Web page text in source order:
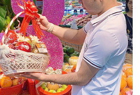
Multimedia
Video
Ảnh
E-Magazine
Infographic